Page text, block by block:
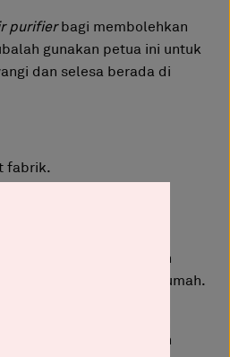
purifierbagi membolehkan
gunakan petua ini untuk
dan selesa berada di
fabrik.
dengan mencampurkan
dan semburkan dengan
ruang dalaman rumah.
ini mampu
menjadikan udara lebih